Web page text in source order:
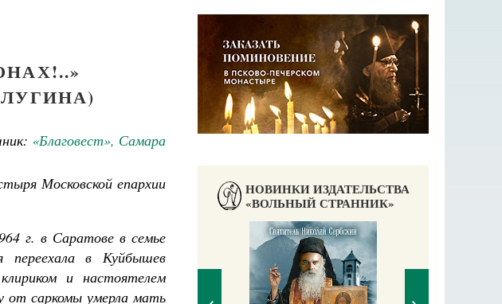
«Благовест», Самара
Московской епархии
г. в Саратове в семье
переехала в Куйбышев
и настоятелем
от саркомы умерла мать
НОВИНКИ ИЗДАТЕЛЬСТВА
«ВОЛЬНЫЙ СТРАННИК»